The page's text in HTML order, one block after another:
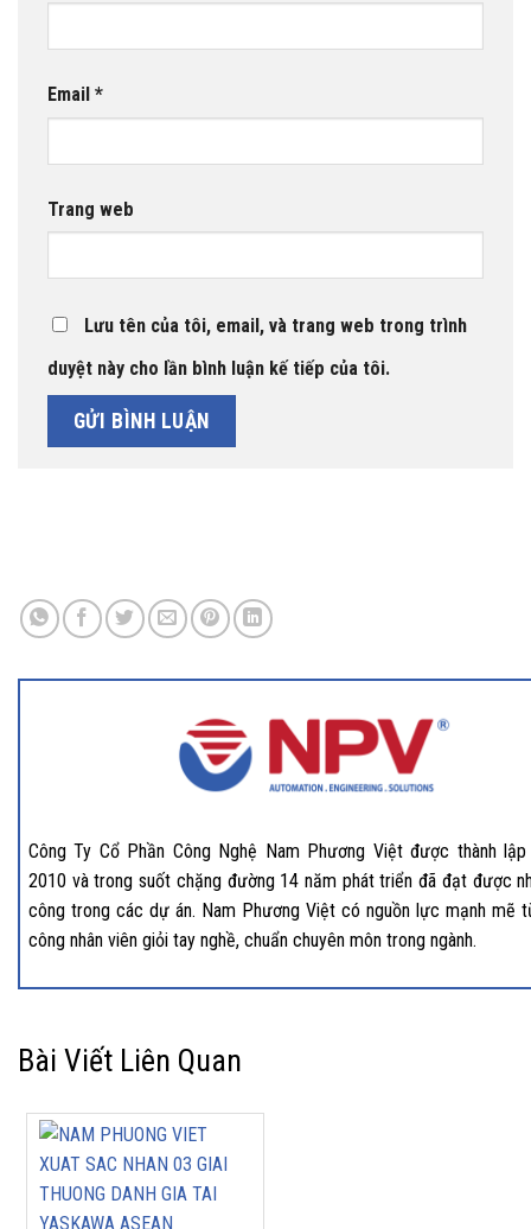
Email *
Trang web
Lưu tên của tôi, email, và trang web trong trình
duyệt này cho lần bình luận kế tiếp của tôi.
Công Ty Cổ Phần Công Nghệ Nam Phương Việt được thành
2010 và trong suốt chặng đường 14 năm phát triển đã đạt được
công trong các dự án. Nam Phương Việt có nguồn lực mạnh mẽ
công nhân viên giỏi tay nghề, chuẩn chuyên môn trong ngành.
Bài Viết Liên Quan